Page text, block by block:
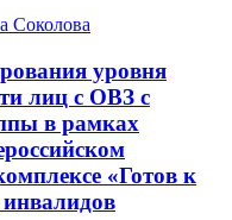
Соколова
уровня
лиц с ОВЗ с
в рамках
«Готов к